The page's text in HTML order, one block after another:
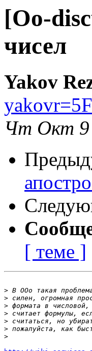
[Oo-
чисел
Yakov
Чт Окт 9
[ теме ]
>
>
>
>
>
>
>